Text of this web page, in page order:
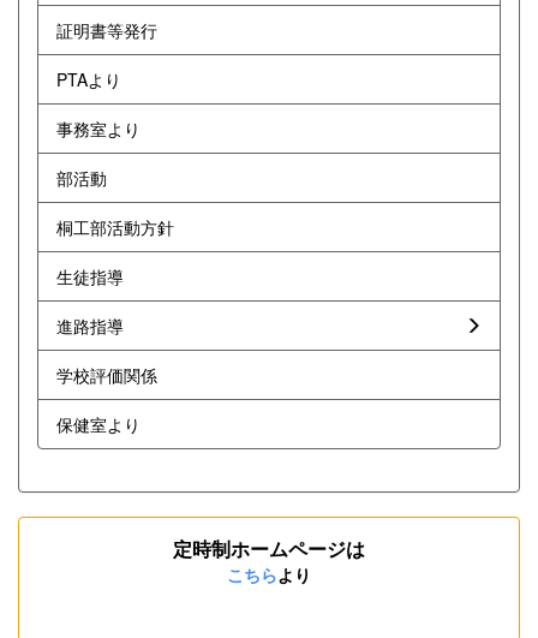
証明書等発行
PTAより
事務室より
部活動
桐工部活動方針
生徒指導
進路指導
学校評価関係
保健室より
定時制ホームページは
こちらより